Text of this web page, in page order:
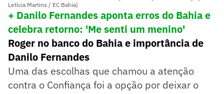
Letícia Martins / EC Bahia)
+ Danilo Fernandes aponta erros do Bahia e
celebra retorno: 'Me senti um menino'
Roger no banco do Bahia e importância de
Danilo Fernandes
Uma das escolhas que chamou a atenção
contra o Confiança foi a opção por deixar o